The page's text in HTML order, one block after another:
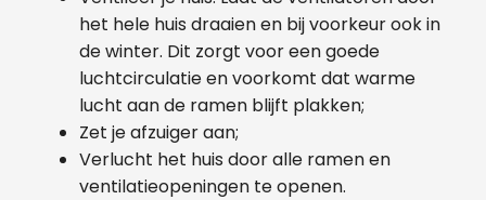
het hele huis draaien en bij voorkeur ook in
de winter. Dit zorgt voor een goede
luchtcirculatie en voorkomt dat warme
lucht aan de ramen blijft plakken;
Zet je afzuiger aan;
Verlucht het huis door alle ramen en
ventilatieopeningen te openen.